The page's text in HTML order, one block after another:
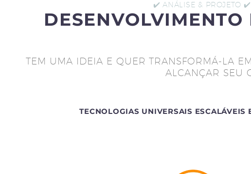
✔️ ANÁLISE & PROJETO
TEM UMA IDEIA E QUER TRANSFORMÁ-LA
ALCANÇAR SEU
TECNOLOGIAS UNIVERSAIS ESCALÁVEIS